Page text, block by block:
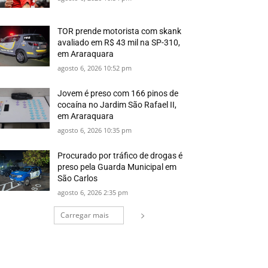
TOR prende motorista com skank
avaliado em R$ 43 mil na SP-310,
em Araraquara
agosto 6, 2026 10:52 pm
Jovem é preso com 166 pinos de
cocaína no Jardim São Rafael II,
em Araraquara
agosto 6, 2026 10:35 pm
Procurado por tráfico de drogas é
preso pela Guarda Municipal em
São Carlos
agosto 6, 2026 2:35 pm
Carregar mais